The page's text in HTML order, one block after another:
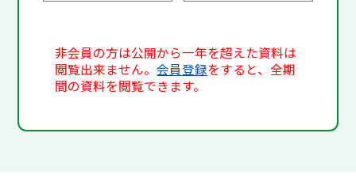
非会員の方は公開から一年を超えた資料は
閲覧出来ません。会員登録をすると、全期
間の資料を閲覧できます。